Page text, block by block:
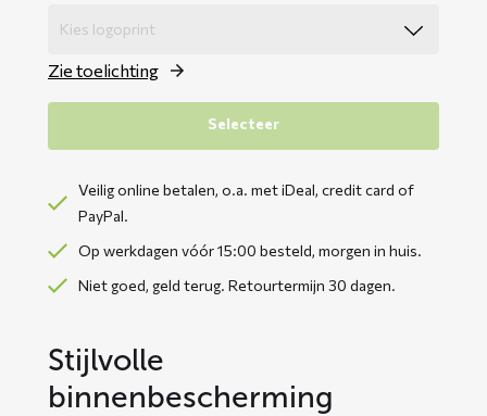
Zie toelichting
Selecteer
Veilig online betalen, o.a. met iDeal, credit card of
PayPal.
Op werkdagen vóór 15:00 besteld, morgen in huis.
Niet goed, geld terug. Retourtermijn 30 dagen.
Stijlvolle
binnenbescherming